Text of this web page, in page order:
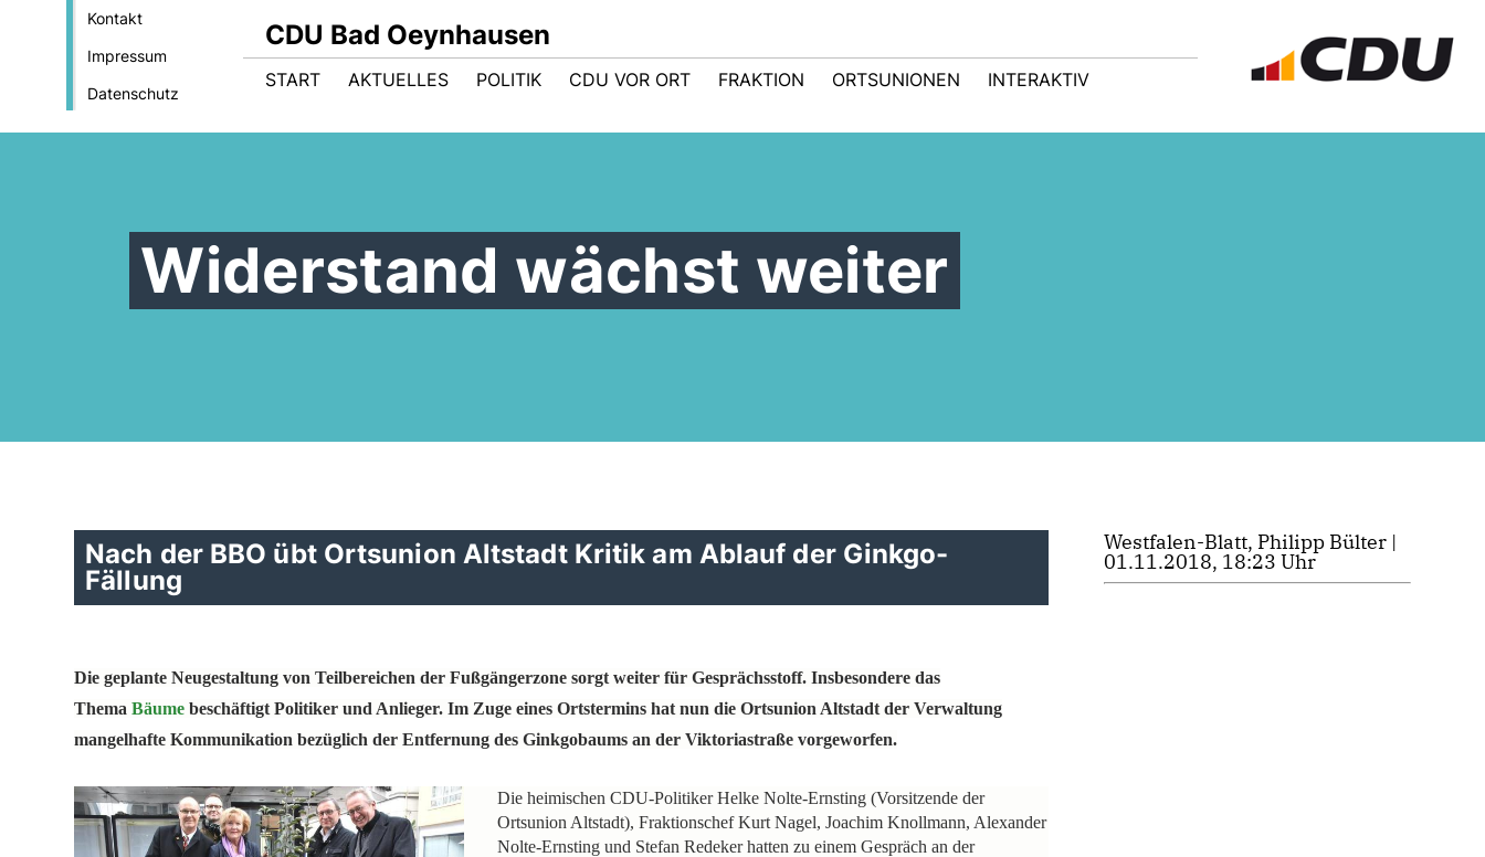
Kontakt
Impressum
Datenschutz
CDU Bad Oeynhausen
START AKTUELLES POLITIK CDU VOR ORT FRAKTION ORTSUNIONEN INTERAKTIV
Widerstand wächst weiter
Nach der BBO übt Ortsunion Altstadt Kritik am Ablauf der Ginkgo-
Fällung
Die geplante Neugestaltung von Teilbereichen der Fußgängerzone sorgt weiter für Gesprächsstoff. Insbesondere das
Thema Bäume beschäftigt Politiker und Anlieger. Im Zuge eines Ortstermins hat nun die Ortsunion Altstadt der Verwaltung
mangelhafte Kommunikation bezüglich der Entfernung des Ginkgobaums an der Viktoriastraße vorgeworfen.
Die heimischen CDU-Politiker Helke Nolte-Ernsting (Vorsitzende der
Ortsunion Altstadt), Fraktionschef Kurt Nagel, Joachim Knollmann, Alexander
Nolte-Ernsting und Stefan Redeker hatten zu einem Gespräch an der
Westfalen-Blatt, Philipp Bülter |
01.11.2018, 18:23 Uhr